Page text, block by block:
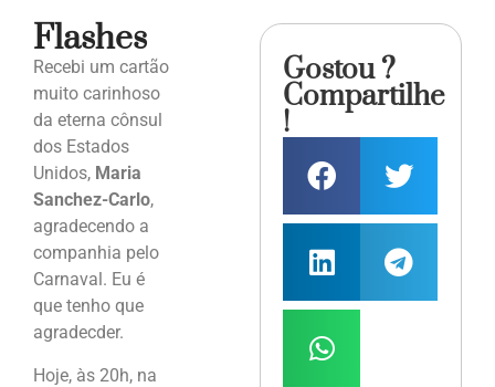
Flashes
Recebi um cartão
muito carinhoso
da eterna cônsul
dos Estados
Unidos, Maria
Sanchez-Carlo,
agradecendo a
companhia pelo
Carnaval. Eu é
que tenho que
agradecder.
Hoje, às 20h, na
Gostou ?
Compartilhe
!